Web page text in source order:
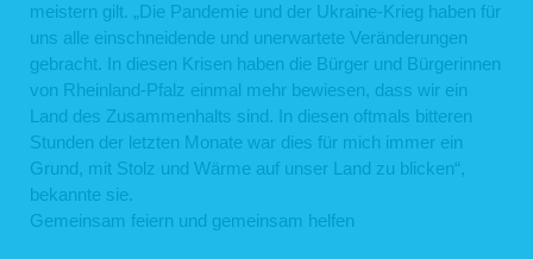
meistern gilt. „Die Pandemie und der Ukraine-Krieg haben für
uns alle einschneidende und unerwartete Veränderungen
gebracht. In diesen Krisen haben die Bürger und Bürgerinnen
von Rheinland-Pfalz einmal mehr bewiesen, dass wir ein
Land des Zusammenhalts sind. In diesen oftmals bitteren
Stunden der letzten Monate war dies für mich immer ein
Grund, mit Stolz und Wärme auf unser Land zu blicken“,
bekannte sie.
Gemeinsam feiern und gemeinsam helfen